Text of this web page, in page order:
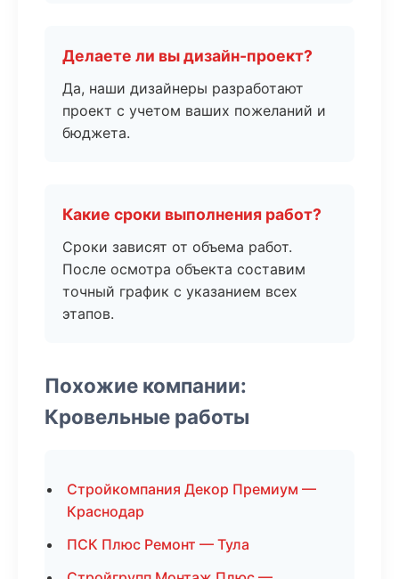
Делаете ли вы дизайн-проект?
Да, наши дизайнеры разработают
проект с учетом ваших пожеланий и
бюджета.
Какие сроки выполнения работ?
Сроки зависят от объема работ.
После осмотра объекта составим
точный график с указанием всех
этапов.
Похожие компании:
Кровельные работы
Стройкомпания Декор Премиум —
Краснодар
ПСК Плюс Ремонт — Тула